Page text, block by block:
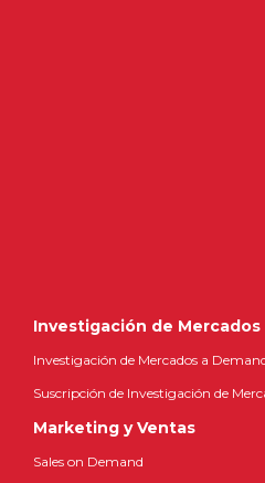
Investigación de Mercados
Investigación de Mercados a
Suscripción de Investigación de
Marketing y Ventas
Sales on Demand